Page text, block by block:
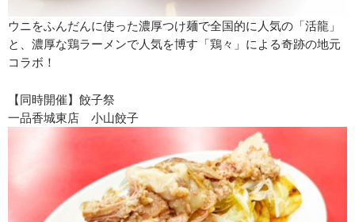
ウニをふんだんに使った濃厚つけ麺で全国的に人気の「活龍」
と、濃厚な鶏ラーメンで人気を博す「鶏々」による奇跡の地元
コラボ！
【同時開催】餃子祭
一品香城東店 小山餃子